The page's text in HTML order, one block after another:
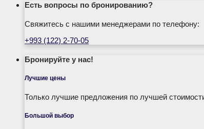
Есть вопросы по бронированию?
Свяжитесь с нашими менеджерами по телефону:
+993 (122) 2-70-05
Бронируйте у нас!
Лучшие цены
Только лучшие предложения по лучшей
Большой выбор